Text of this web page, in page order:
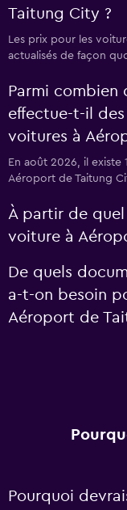
Taitung City ?
Les prix pour les
actualisés de façon
Parmi
effectue-t-il
voitures à
En août 2026, il existe
Aéroport de Taitung
À partir de
voiture à
De quels
a-t-on besoin
Aéroport de
Pourquoi